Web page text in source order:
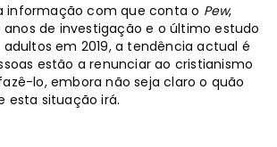
informação com que conta o Pew,
de investigação e o último estudo
adultos em 2019, a tendência actual é
estão a renunciar ao cristianismo
lo, embora não seja claro o quão
esta situação irá.